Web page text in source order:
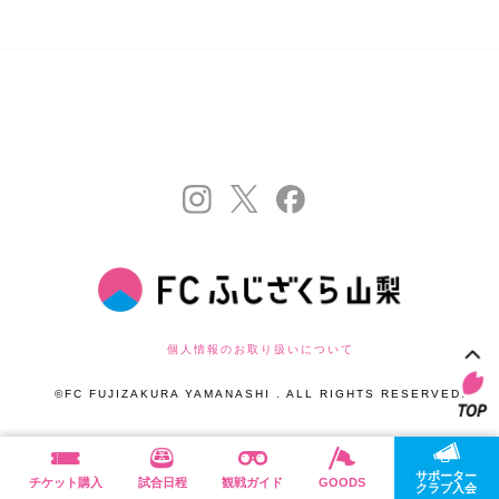
個人情報のお取り扱いについて
©FC FUJIZAKURA YAMANASHI . ALL RIGHTS RESERVED.
チケット購入 試合日程 観戦ガイド GOODS
サポーター
クラブ入会